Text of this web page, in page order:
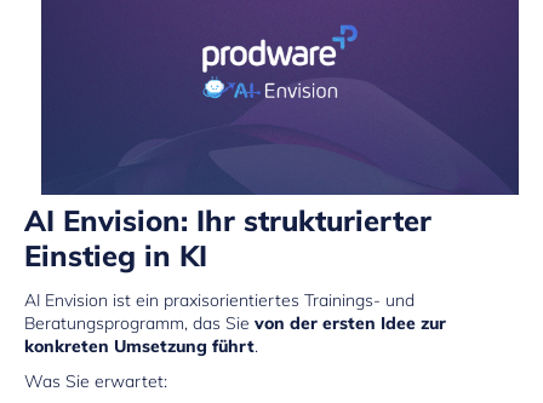
AI Envision: Ihr strukturierter
Einstieg in KI
AI Envision ist ein praxisorientiertes Trainings- und
Beratungsprogramm, das Sie von der ersten Idee zur
konkreten Umsetzung führt.
Was Sie erwartet: